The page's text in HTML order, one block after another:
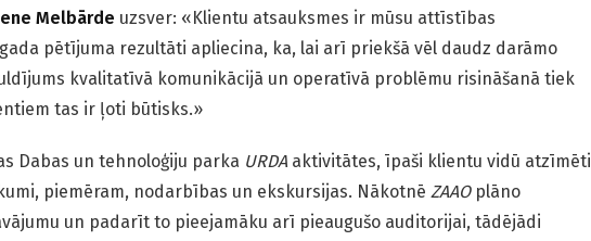
Melbārde uzsver: «Klientu atsauksmes ir mūsu attīstības
pētījuma rezultāti apliecina, ka, lai arī priekšā vēl daudz darāmo
kvalitatīvā komunikācijā un operatīvā problēmu risināšanā tiek
tas ir ļoti būtisks.»
Dabas un tehnoloģiju parka URDA aktivitātes, īpaši klientu vidū atzīmēti
piemēram, nodarbības un ekskursijas. Nākotnē ZAAOplāno
un padarīt to pieejamāku arī pieaugušo auditorijai, tādējādi